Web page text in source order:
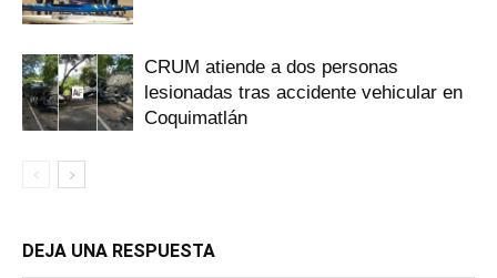
CRUM atiende a dos personas
lesionadas tras accidente vehicular en
Coquimatlán
DEJA UNA RESPUESTA